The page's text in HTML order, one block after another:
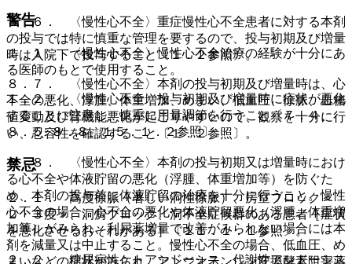
８．６． 〈慢性心不全〉重症慢性心不全患者に対する本剤
の投与では特に慎重な管理を要するので、投与初期及び増量
時は入院下で投与すること〔１．２参照〕。
８．７． 〈慢性心不全〉本剤の投与初期及び増量時は、心
不全の悪化、浮腫、体重増加、めまい、低血圧、徐脈、血糖
値変動及び腎機能悪化が起こりやすいので、観察を十分に行
い、忍容性を確認すること〔１．２参照〕。
８．８． 〈慢性心不全〉本剤の投与初期又は増量時におけ
る心不全や体液貯留の悪化（浮腫、体重増加等）を防ぐた
め、本剤の投与前に体液貯留の治療を十分に行うこと。慢性
心不全の場合、心不全の悪化や体液貯留悪化（浮腫、体重増
加等）がみられ、利尿薬増量で改善がみられない場合には本
剤を減量又は中止すること。慢性心不全の場合、低血圧、め
まいなどの症状がみられ、アンジオテンシン変換酵素阻害薬
警告
１．１． 〈慢性心不全〉慢性心不全治療の経験が十分にあ
る医師のもとで使用すること。
１．２． 〈慢性心不全〉投与初期及び増量時に症状が悪化
することに注意し、慎重に用量調節を行うこと〔７．４、
８．５−８．８、１５．１．２参照〕。
禁忌
２．１． 高度徐脈（著しい洞性徐脈）、房室ブロック＜
２・３度＞、洞房ブロック、洞不全症候群のある患者［症状
を悪化させるおそれがある］〔１１．１．１参照〕。
２．２． 糖尿病性ケトアシドーシス、代謝性アシドーシス